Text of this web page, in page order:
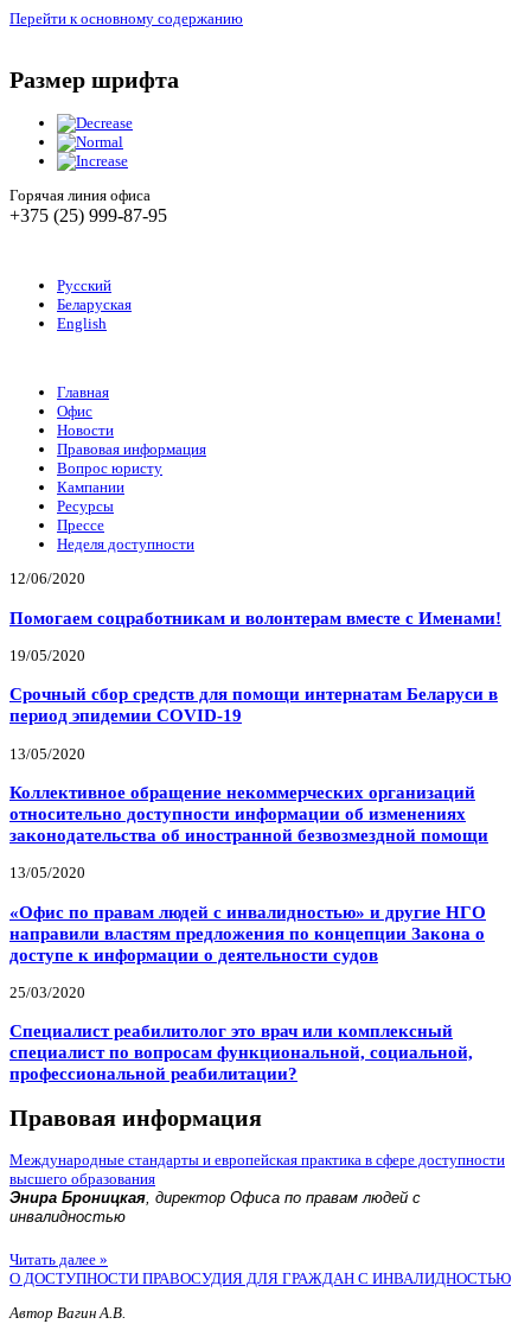
Перейти к основному содержанию
Размер шрифта
Горячая линия офиса
+375 (25) 999-87-95
Русский
Беларуская
English
Главная
Офис
Новости
Правовая информация
Вопрос юристу
Кампании
Ресурсы
Прессе
Неделя доступности
12/06/2020
Помогаем соцработникам и волонтерам вместе с Именами!
19/05/2020
Срочный сбор средств для помощи интернатам Беларуси в
период эпидемии COVID-19
13/05/2020
Коллективное обращение некоммерческих организаций
относительно доступности информации об изменениях
законодательства об иностранной безвозмездной помощи
13/05/2020
«Офис по правам людей с инвалидностью» и другие НГО
направили властям предложения по концепции Закона о
доступе к информации о деятельности судов
25/03/2020
Специалист реабилитолог это врач или комплексный
специалист по вопросам функциональной, социальной,
профессиональной реабилитации?
Правовая информация
Международные стандарты и европейская практика в сфере доступности
высшего образования
Энира Броницкая, директор Офиса по правам людей с
инвалидностью
Читать далее »
О ДОСТУПНОСТИ ПРАВОСУДИЯ ДЛЯ ГРАЖДАН С ИНВАЛИДНОСТЬЮ
Автор Вагин А.В.